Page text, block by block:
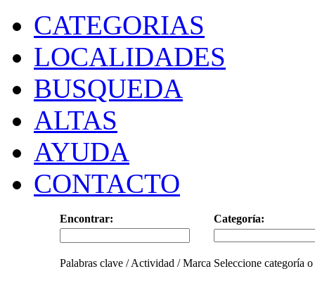
CATEGORIAS
LOCALIDADES
BUSQUEDA
ALTAS
AYUDA
CONTACTO
Encontrar: Categoría:
Palabras clave / Actividad / Marca Seleccione categoría